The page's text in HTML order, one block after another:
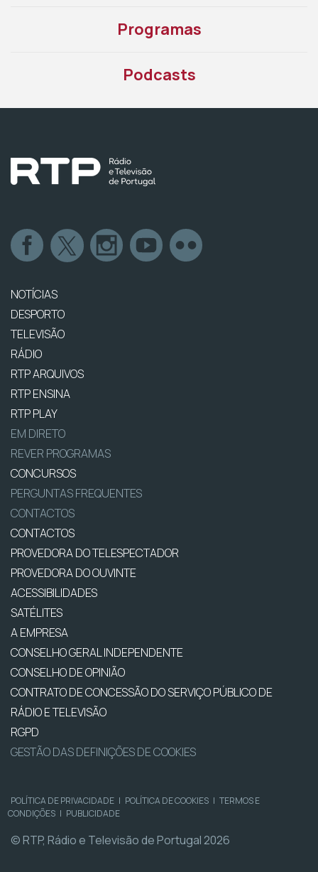
Programas
Podcasts
NOTÍCIAS
DESPORTO
TELEVISÃO
RÁDIO
RTP ARQUIVOS
RTP ENSINA
RTP PLAY
EM DIRETO
REVER PROGRAMAS
CONCURSOS
PERGUNTAS FREQUENTES
CONTACTOS
CONTACTOS
PROVEDORA DO TELESPECTADOR
PROVEDORA DO OUVINTE
ACESSIBILIDADES
SATÉLITES
A EMPRESA
CONSELHO GERAL INDEPENDENTE
CONSELHO DE OPINIÃO
CONTRATO DE CONCESSÃO DO SERVIÇO PÚBLICO DE
RÁDIO E TELEVISÃO
RGPD
GESTÃO DAS DEFINIÇÕES DE COOKIES
POLÍTICA DE PRIVACIDADE | POLÍTICA DE COOKIES | TERMOS E
CONDIÇÕES | PUBLICIDADE
© RTP, Rádio e Televisão de Portugal 2026